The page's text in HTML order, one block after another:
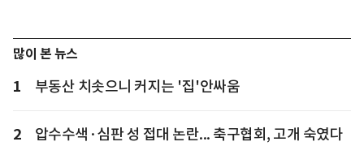
많이 본 뉴스
1 부동산 치솟으니 커지는 '집'안싸움
2 압수수색·심판 성 접대 논란... 축구협회, 고개 숙였다